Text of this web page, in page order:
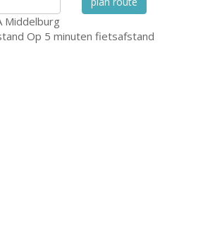
Middelburg
Op 5 minuten fietsafstand